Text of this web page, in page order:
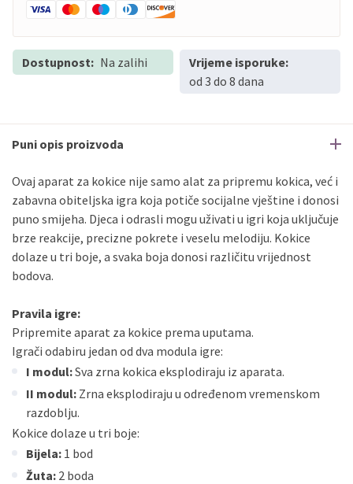
Dostupnost: Na zalihi
Vrijeme isporuke:
od 3 do 8 dana
Puni opis proizvoda
Ovaj aparat za kokice nije samo alat za pripremu kokica, već i
zabavna obiteljska igra koja potiče socijalne vještine i donosi
puno smijeha. Djeca i odrasli mogu uživati u igri koja uključuje
brze reakcije, precizne pokrete i veselu melodiju. Kokice
dolaze u tri boje, a svaka boja donosi različitu vrijednost
bodova.
Pravila igre:
Pripremite aparat za kokice prema uputama.
Igrači odabiru jedan od dva modula igre:
I modul:Sva zrna kokica eksplodiraju iz aparata.
II modul: Zrna eksplodiraju u određenom vremenskom
razdoblju.
Kokice dolaze u tri boje:
Bijela: 1 bod
Žuta: 2 boda